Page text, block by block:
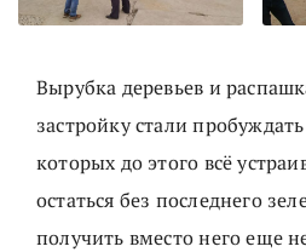
Вырубка деревьев и
застройку стали
которых до этого всë
остаться без последнего
получить вместо него еще